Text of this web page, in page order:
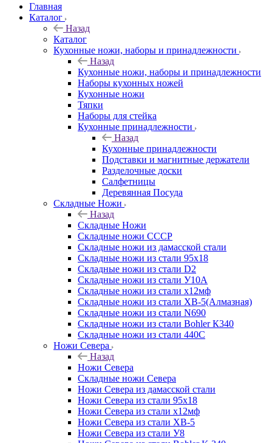
Главная
Каталог
Назад
Каталог
Кухонные ножи, наборы и принадлежности
Назад
Кухонные ножи, наборы и принадлежности
Наборы кухонных ножей
Кухонные ножи
Тяпки
Наборы для стейка
Кухонные принадлежности
Назад
Кухонные принадлежности
Подставки и магнитные держатели
Разделочные доски
Салфетницы
Деревянная Посуда
Складные Ножи
Назад
Складные Ножи
Cкладные ножи СССР
Складные ножи из дамасской стали
Складные ножи из стали 95х18
Складные ножи из стали D2
Складные ножи из стали У10А
Складные ножи из стали х12мф
Складные ножи из стали ХВ-5(Алмазная)
Складные ножи из стали N690
Складные ножи из стали Bohler К340
Складные ножи из стали 440С
Ножи Севера
Назад
Ножи Севера
Складные ножи Севера
Ножи Севера из дамасской стали
Ножи Севера из стали 95х18
Ножи Севера из стали х12мф
Ножи Севера из стали ХВ-5
Ножи Севера из стали У8